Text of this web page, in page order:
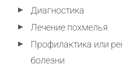
Диагностика
Лечение похмелья
Профилактика или
болезни